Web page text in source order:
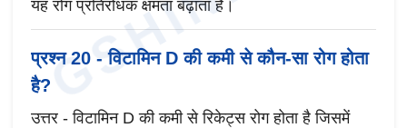
यह रोग प्रतिरोधक क्षमता बढ़ाता है।
प्रश्न 20 - विटामिन D की कमी से कौन-सा रोग होता
है?
उत्तर - विटामिन D की कमी से रिकेट्स रोग होता है जिसमें